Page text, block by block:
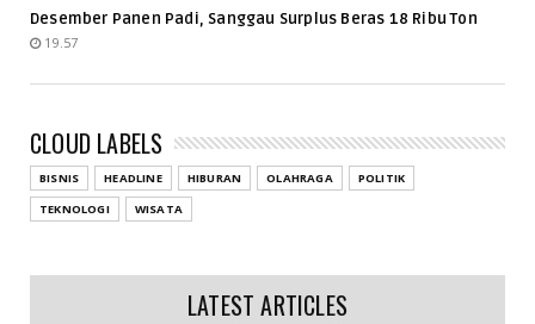
Desember Panen Padi, Sanggau Surplus Beras 18 Ribu Ton
19.57
CLOUD LABELS
BISNIS HEADLINE HIBURAN OLAHRAGA
POLITIK
TEKNOLOGI
WISATA
LATEST ARTICLES